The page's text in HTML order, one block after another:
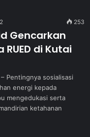
253
Gencarkan
di Kutai
– Pentingnya sosialisasi
energi kepada
mengedukasi serta
ketahanan